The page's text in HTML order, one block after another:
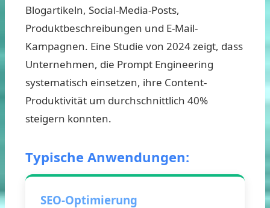
Blogartikeln, Social-Media-Posts,
Produktbeschreibungen und E-Mail-
Kampagnen. Eine Studie von 2024 zeigt, dass
Unternehmen, die Prompt Engineering
systematisch einsetzen, ihre Content-
Produktivität um durchschnittlich 40%
steigern konnten.
Typische Anwendungen:
SEO-Optimierung